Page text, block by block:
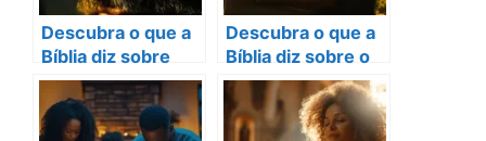
Descubra o que a
Bíblia diz sobre
arrepios e o
arrependimento
Descubra o que a
Bíblia diz sobre o
divórcio e a
misericórdia de
Deus